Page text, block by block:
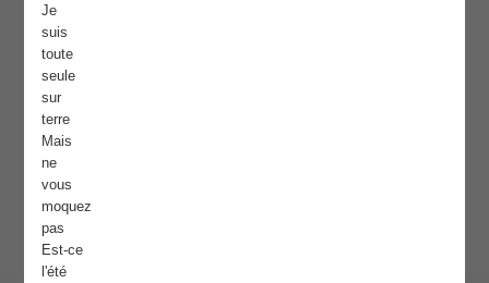
Je
suis
toute
seule
sur
terre
Mais
ne
vous
moquez
pas
Est-ce
l'été